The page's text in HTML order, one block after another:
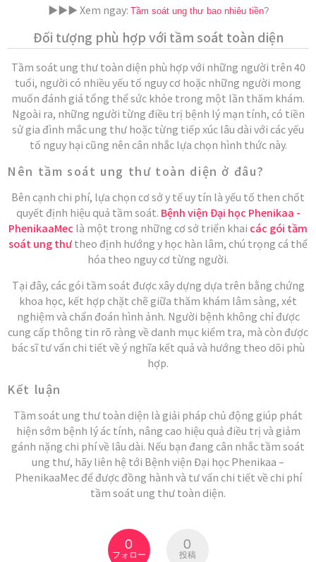
▶️▶️▶️ Xem ngay: Tầm soát ung thư bao nhiêu tiền?
Đối tượng phù hợp với tầm soát toàn diện
Tầm soát ung thư toàn diện phù hợp với những người trên 40
tuổi, người có nhiều yếu tố nguy cơ hoặc những người mong
muốn đánh giá tổng thể sức khỏe trong một lần thăm khám.
Ngoài ra, những người từng điều trị bệnh lý mạn tính, có tiền
sử gia đình mắc ung thư hoặc từng tiếp xúc lâu dài với các yếu
tố nguy hại cũng nên cân nhắc lựa chọn hình thức này.
Nên tầm soát ung thư toàn diện ở đâu?
Bên cạnh chi phí, lựa chọn cơ sở y tế uy tín là yếu tố then chốt
quyết định hiệu quả tầm soát. Bệnh viện Đại học Phenikaa -
PhenikaaMec là một trong những cơ sở triển khai các gói tầm
soát ung thưtheo định hướng y học hàn lâm, chú trọng cá thể
hóa theo nguy cơ từng người.
Tại đây, các gói tầm soát được xây dựng dựa trên bằng chứng
khoa học, kết hợp chặt chẽ giữa thăm khám lâm sàng, xét
nghiệm và chẩn đoán hình ảnh. Người bệnh không chỉ được
cung cấp thông tin rõ ràng về danh mục kiểm tra, mà còn được
bác sĩ tư vấn chi tiết về ý nghĩa kết quả và hướng theo dõi phù
hợp.
Kết luận
Tầm soát ung thư toàn diện là giải pháp chủ động giúp phát
hiện sớm bệnh lý ác tính, nâng cao hiệu quả điều trị và giảm
gánh nặng chi phí về lâu dài. Nếu bạn đang cân nhắc tầm soát
ung thư, hãy liên hệ tới Bệnh viện Đại học Phenikaa –
PhenikaaMec để được đồng hành và tư vấn chi tiết về chi phí
tầm soát ung thư toàn diện.
0
フォロー
0
投稿